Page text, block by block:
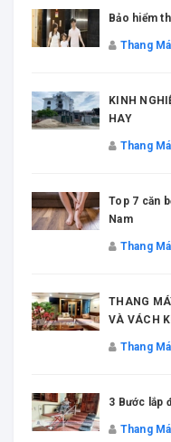
Bảo hiểm
Thang
KINH
HAY
Thang
Top 7 căn
Nam
Thang
THANG
VÀ VÁCH
Thang
3 Bước lắp
Thang